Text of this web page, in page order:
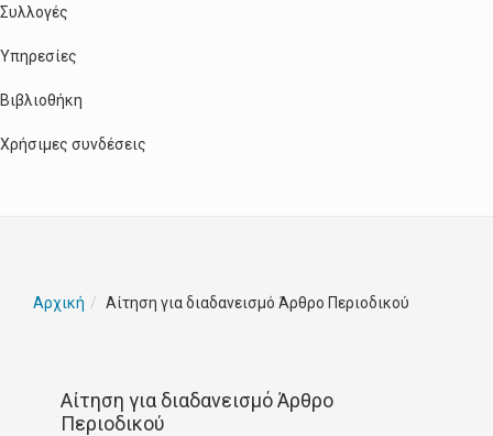
Συλλογές
Υπηρεσίες
Βιβλιοθήκη
Χρήσιμες συνδέσεις
Αρχική Αίτηση για διαδανεισμό Άρθρο Περιοδικού
Αίτηση για διαδανεισμό Άρθρο
Περιοδικού